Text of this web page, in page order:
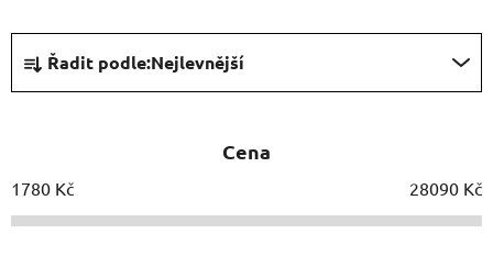
Ř
z
í
p
Řadit podle:Nejlevnější
Cena
1780 Kč 28090 Kč